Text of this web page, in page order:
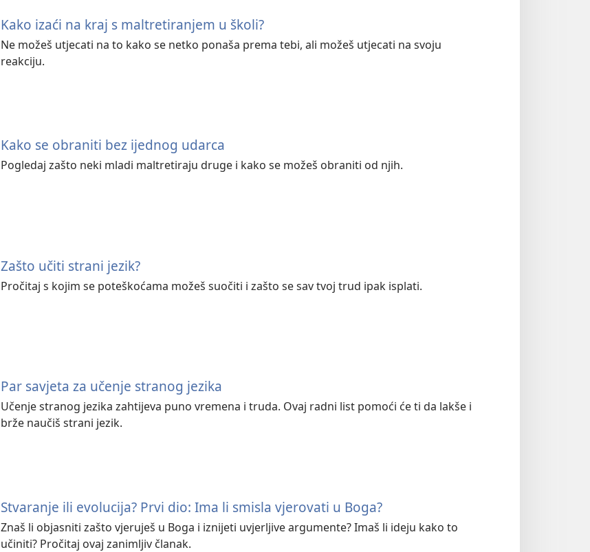
Kako izaći na kraj s maltretiranjem u školi?
Ne možeš utjecati na to kako se netko ponaša prema tebi, ali možeš utjecati na svoju
reakciju.
Kako se obraniti bez ijednog udarca
Pogledaj zašto neki mladi maltretiraju druge i kako se možeš obraniti od njih.
Zašto učiti strani jezik?
Pročitaj s kojim se poteškoćama možeš suočiti i zašto se sav tvoj trud ipak isplati.
Par savjeta za učenje stranog jezika
Učenje stranog jezika zahtijeva puno vremena i truda. Ovaj radni list pomoći će ti da lakše i
brže naučiš strani jezik.
Stvaranje ili evolucija? Prvi dio: Ima li smisla vjerovati u Boga?
Znaš li objasniti zašto vjeruješ u Boga i iznijeti uvjerljive argumente? Imaš li ideju kako to
učiniti? Pročitaj ovaj zanimljiv članak.